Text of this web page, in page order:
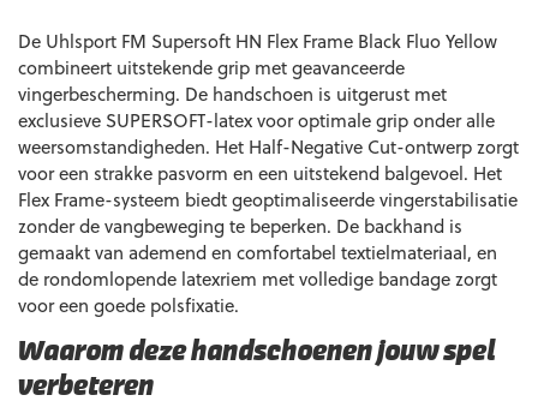
De Uhlsport FM Supersoft HN Flex Frame Black Fluo Yellow
combineert uitstekende grip met geavanceerde
vingerbescherming. De handschoen is uitgerust met
exclusieve SUPERSOFT-latex voor optimale grip onder alle
weersomstandigheden. Het Half-Negative Cut-ontwerp zorgt
voor een strakke pasvorm en een uitstekend balgevoel. Het
Flex Frame-systeem biedt geoptimaliseerde vingerstabilisatie
zonder de vangbeweging te beperken. De backhand is
gemaakt van ademend en comfortabel textielmateriaal, en
de rondomlopende latexriem met volledige bandage zorgt
voor een goede polsfixatie.
Waarom deze handschoenen jouw spel
verbeteren